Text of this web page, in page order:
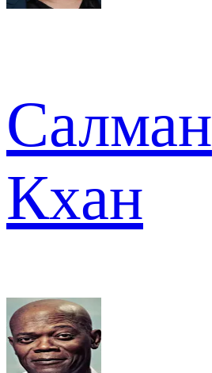
Салман
Кхан